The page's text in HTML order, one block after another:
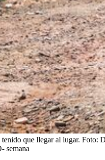
que llegar al lugar. Foto:
semana